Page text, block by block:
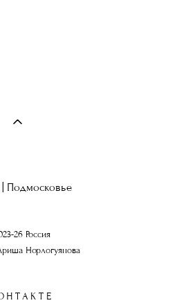
Подмосковье
26 Россия
Норлогуянова